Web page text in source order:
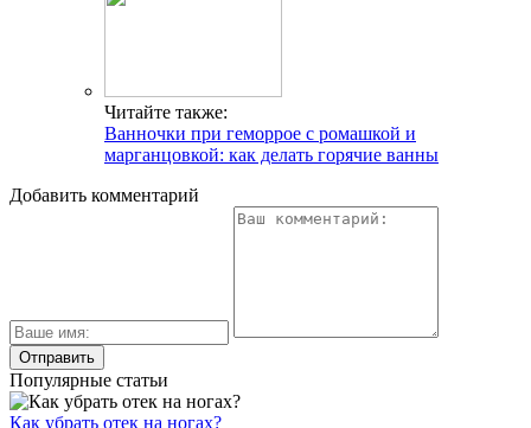
Читайте также:
Ванночки при геморрое с ромашкой и
марганцовкой: как делать горячие ванны
Добавить комментарий
Популярные статьи
Как убрать отек на ногах?